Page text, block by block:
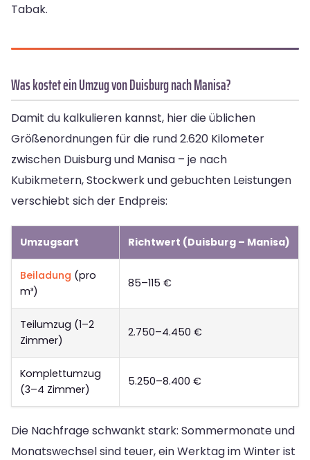
Tabak.
Was kostet ein Umzug von Duisburg nach Manisa?
Damit du kalkulieren kannst, hier die üblichen
Größenordnungen für die rund 2.620 Kilometer
zwischen Duisburg und Manisa – je nach
Kubikmetern, Stockwerk und gebuchten Leistungen
verschiebt sich der Endpreis:
Umzugsart Richtwert (Duisburg – Manisa)
Beiladung (pro
m³)
85–115 €
Teilumzug (1–2
Zimmer)
2.750–4.450 €
Komplettumzug
(3–4 Zimmer)
5.250–8.400 €
Die Nachfrage schwankt stark: Sommermonate und
Monatswechsel sind teuer, ein Werktag im Winter ist